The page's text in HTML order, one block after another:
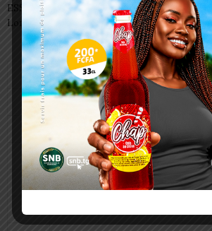
ESSAL 2026 : les admissibles convoqués pour
Lomé
août 2026
M M J V
5
10 11 12 13 14
17 18 19 21